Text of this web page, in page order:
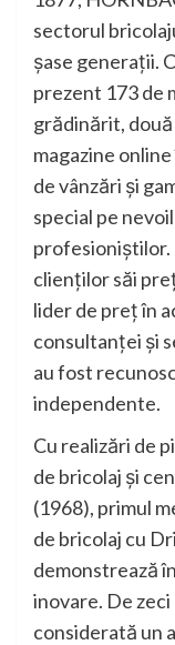
sectorul
șase generații.
prezent 173 de
grădinărit, două
magazine
de vânzări și
special pe
profesioniștilor.
clienților săi
lider de preț în
consultanței și
au fost
independente.
Cu realizări de
de bricolaj și
(1968), primul
de bricolaj cu
demonstrează
inovare. De
considerată un